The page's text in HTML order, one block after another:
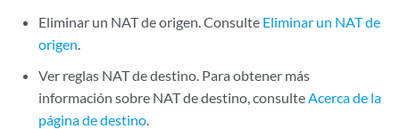
Eliminar un NAT de origen. Consulte Eliminar un NAT de
origen.
Ver reglas NAT de destino. Para obtener más
información sobre NAT de destino, consulteAcerca de la
página de destino.